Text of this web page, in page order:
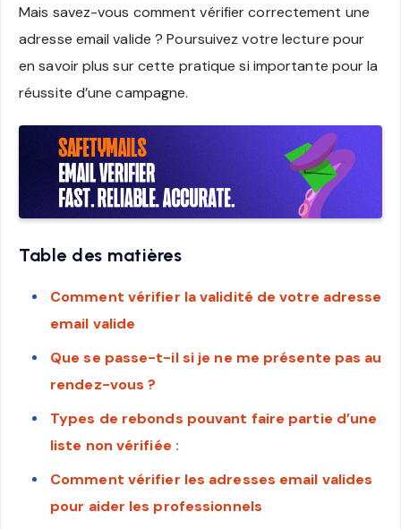
Mais savez-vous comment vérifier correctement une
adresse email valide ? Poursuivez votre lecture pour
en savoir plus sur cette pratique si importante pour la
réussite d’une campagne.
Table des matières
Comment vérifier la validité de votre adresse
email valide
Que se passe-t-il si je ne me présente pas au
rendez-vous ?
Types de rebonds pouvant faire partie d’une
liste non vérifiée :
Comment vérifier les adresses email valides
pour aider les professionnels